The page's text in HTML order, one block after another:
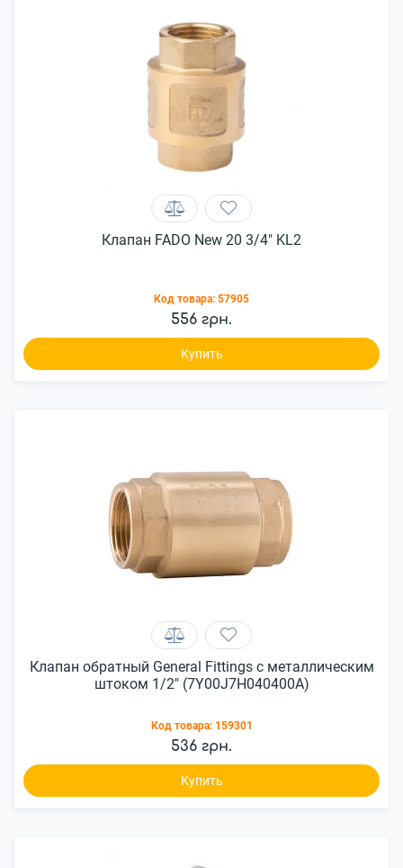
Клапан FADO New 20 3/4" KL2
Код товара: 57905
556 грн.
Купить
Клапан обратный General Fittings с металлическим
штоком 1/2" (7Y00J7H040400A)
Код товара: 159301
536 грн.
Купить